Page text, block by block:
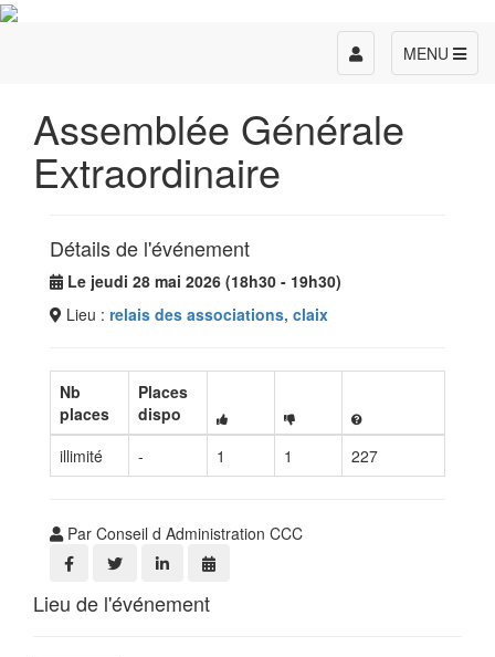
MENU
Toggle
navigation
Assemblée Générale
Extraordinaire
Détails de l'événement
Le jeudi 28 mai 2026 (18h30 - 19h30)
Lieu : relais des associations, claix
Nb
places
Places
dispo
illimité
- 1 1 227
Par Conseil d Administration CCC
Lieu de l'événement